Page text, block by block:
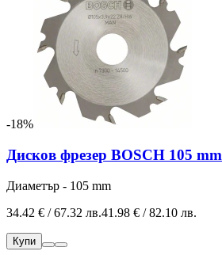
-18%
Дисков фрезер BOSCH 105 mm
Диаметър - 105 mm
34.42 € / 67.32 лв.41.98 € / 82.10 лв.
Купи